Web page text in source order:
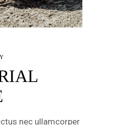
nec ullamcorper